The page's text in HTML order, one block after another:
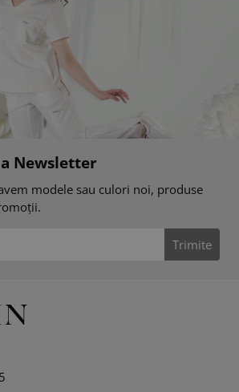
Newsletter
modele sau culori noi, produse
Trimite